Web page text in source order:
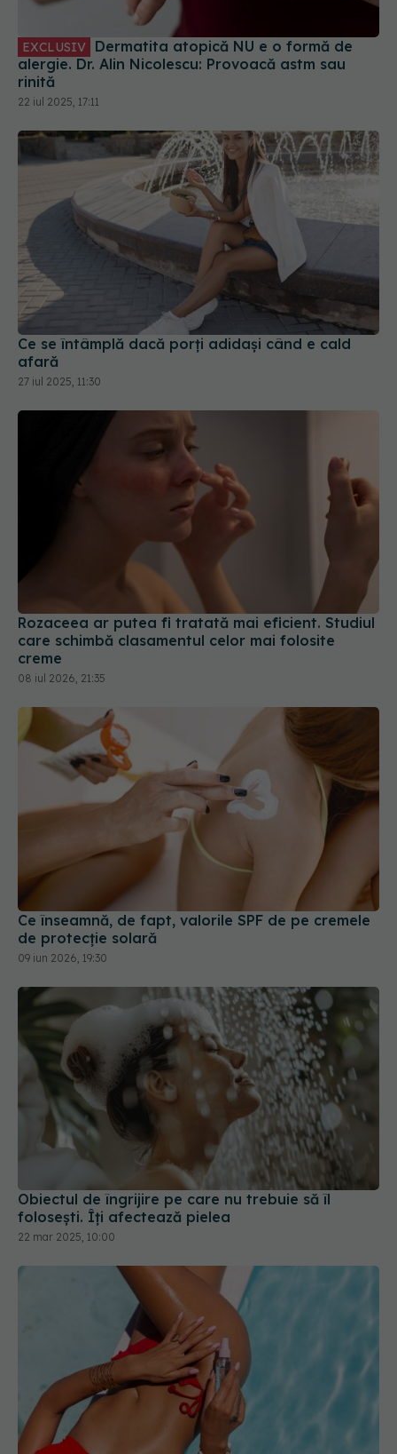
EXCLUSIV
alergie. Dr. Alin Nicolescu: Provoacă astm sau
rinită
22 iul 2025, 17:11
Ce se întâmplă dacă porți adidași când e cald
afară
27 iul 2025, 11:30
Rozaceea ar putea fi tratată mai eficient. Studiul
care schimbă clasamentul celor mai folosite
creme
08 iul 2026, 21:35
Ce înseamnă, de fapt, valorile SPF de pe cremele
de protecție solară
09 iun 2026, 19:30
Obiectul de îngrijire pe care nu trebuie să îl
folosești. Îți afectează pielea
22 mar 2025, 10:00